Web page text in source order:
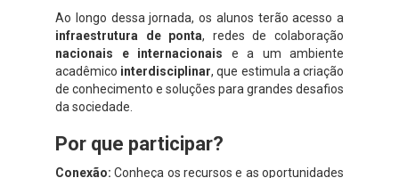
Ao longo dessa jornada, os alunos terão acesso a
infraestrutura de ponta, redes de colaboração
nacionais e internacionais e a um ambiente
acadêmico interdisciplinar, que estimula a criação
de conhecimento e soluções para grandes desafios
da sociedade.
Por que participar?
Conexão: Conheça os recursos e as oportunidades